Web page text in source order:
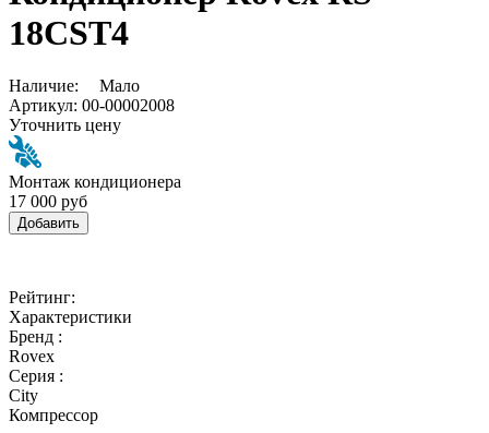
18CST4
Наличие:
Мало
Артикул: 00-00002008
Уточнить цену
Монтаж кондиционера
17 000 руб
Добавить
Рейтинг:
Характеристики
Бренд :
Rovex
Серия :
City
Компрессор